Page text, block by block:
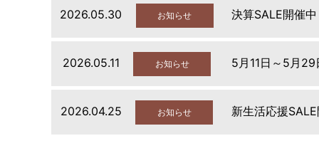
2026.05.30 お知らせ 決算SALE開催中
2026.05.11 お知らせ 5月11日～5月
2026.04.25 お知らせ 新生活応援SALE